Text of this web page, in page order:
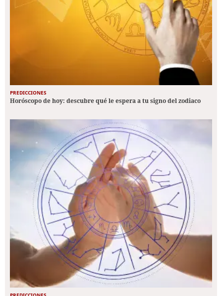
PREDICCIONES
Horóscopo de hoy: descubre qué le espera a tu signo del zodiaco